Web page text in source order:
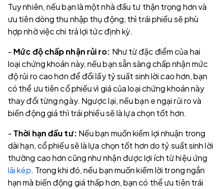
Tuy nhiên, nếu bạn là một nhà đầu tư thận trọng hơn và
ưu tiên dòng thu nhập thụ động, thì trái phiếu sẽ phù
hợp nhờ việc chi trả lợi tức định kỳ.
- Mức độ chấp nhận rủi ro: Như từ đặc điểm của hai
loại chứng khoán này, nếu bạn sẵn sàng chấp nhận mức
độ rủi ro cao hơn để đổi lấy tỷ suất sinh lời cao hơn, bạn
có thể ưu tiên cổ phiếu vì giá của loại chứng khoán này
thay đổi từng ngày. Ngược lại, nếu bạn e ngại rủi ro và
biến động giá thì trái phiếu sẽ là lựa chọn tốt hơn.
- Thời hạn đầu tư: Nếu bạn muốn kiếm lợi nhuận trong
dài hạn, cổ phiếu sẽ là lựa chọn tốt hơn do tỷ suất sinh lời
thường cao hơn cũng như nhận được lợi ích từ hiệu ứng
lãi kép. Trong khi đó, nếu bạn muốn kiếm lời trong ngắn
hạn mà biến động giá thấp hơn, bạn có thể ưu tiên trái